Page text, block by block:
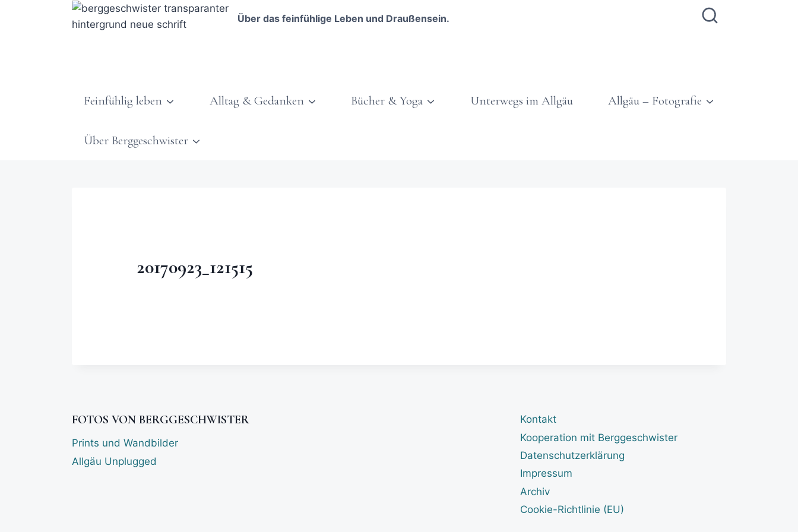
Über das feinfühlige Leben und Draußensein.
Feinfühlig leben Alltag & Gedanken Bücher & Yoga Unterwegs im Allgäu Allgäu – Fotografie
Über Berggeschwister
20170923_121515
FOTOS VON BERGGESCHWISTER
Prints und Wandbilder
Allgäu Unplugged
Kontakt
Kooperation mit Berggeschwister
Datenschutzerklärung
Impressum
Archiv
Cookie-Richtlinie (EU)